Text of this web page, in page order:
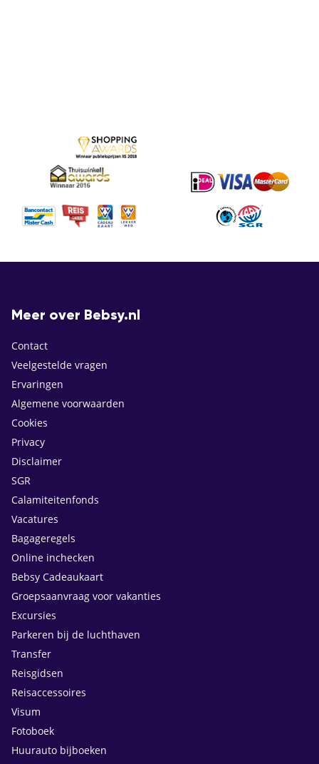
Meer over Bebsy.nl
Contact
Veelgestelde vragen
Ervaringen
Algemene voorwaarden
Cookies
Privacy
Disclaimer
SGR
Calamiteitenfonds
Vacatures
Bagageregels
Online inchecken
Bebsy Cadeaukaart
Groepsaanvraag voor vakanties
Excursies
Parkeren bij de luchthaven
Transfer
Reisgidsen
Reisaccessoires
Visum
Fotoboek
Huurauto bijboeken